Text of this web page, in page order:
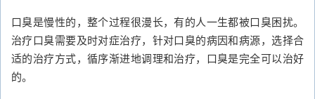
口臭是慢性的，整个过程很漫长，有的人一生都被口臭困扰。
治疗口臭需要及时对症治疗，针对口臭的病因和病源，选择合
适的治疗方式，循序渐进地调理和治疗，口臭是完全可以治好
的。